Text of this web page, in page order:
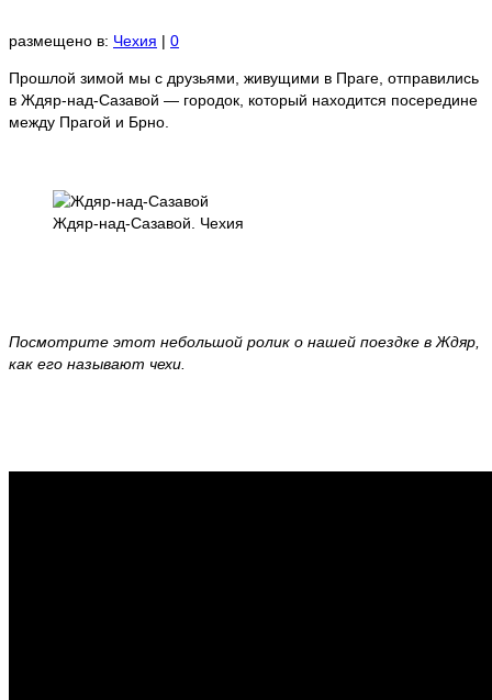
размещено в: Чехия | 0
Прошлой зимой мы с друзьями, живущими в Праге, отправились
в Ждяр-над-Сазавой — городок, который находится посередине
между Прагой и Брно.
Ждяр-над-Сазавой. Чехия
Посмотрите этот небольшой ролик о нашей поездке в Ждяр,
как его называют чехи.